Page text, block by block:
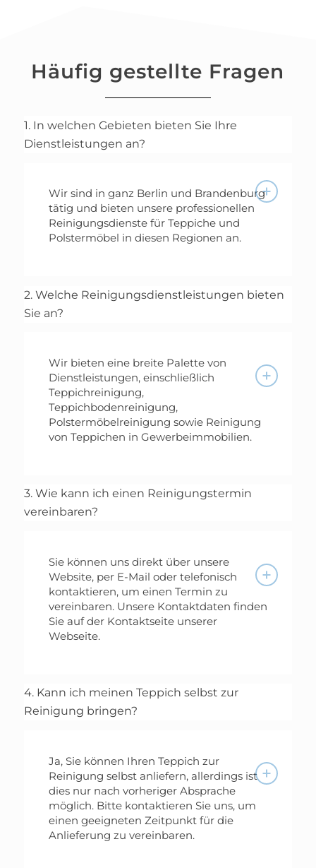
Häufig gestellte Fragen
1. In welchen Gebieten bieten Sie Ihre
Dienstleistungen an?
Wir sind in ganz Berlin und Brandenburg
tätig und bieten unsere professionellen
Reinigungsdienste für Teppiche und
Polstermöbel in diesen Regionen an.
2. Welche Reinigungsdienstleistungen bieten
Sie an?
Wir bieten eine breite Palette von
Dienstleistungen, einschließlich
Teppichreinigung,
Teppichbodenreinigung,
Polstermöbelreinigung sowie Reinigung
von Teppichen in Gewerbeimmobilien.
3. Wie kann ich einen Reinigungstermin
vereinbaren?
Sie können uns direkt über unsere
Website, per E-Mail oder telefonisch
kontaktieren, um einen Termin zu
vereinbaren. Unsere Kontaktdaten finden
Sie auf der Kontaktseite unserer
Webseite.
4. Kann ich meinen Teppich selbst zur
Reinigung bringen?
Ja, Sie können Ihren Teppich zur
Reinigung selbst anliefern, allerdings ist
dies nur nach vorheriger Absprache
möglich. Bitte kontaktieren Sie uns, um
einen geeigneten Zeitpunkt für die
Anlieferung zu vereinbaren.